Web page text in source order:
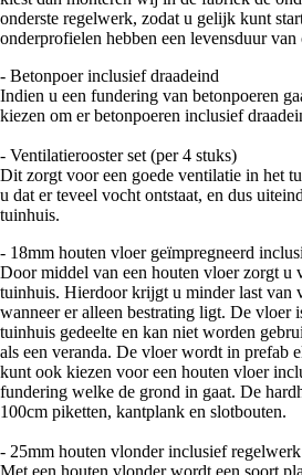
onderste regelwerk, zodat u gelijk kunt
onderprofielen hebben een levensduur van
- Betonpoer inclusief draadeind
Indien u een fundering van betonpoeren
kiezen om er betonpoeren inclusief
- Ventilatierooster set (per 4 stuks)
Dit zorgt voor een goede ventilatie in het
u dat er teveel vocht ontstaat, en dus
tuinhuis.
- 18mm houten vloer geïmpregneerd
Door middel van een houten vloer zorgt u
tuinhuis. Hierdoor krijgt u minder last van
wanneer er alleen bestrating ligt. De vloer
tuinhuis gedeelte en kan niet worden
als een veranda. De vloer wordt in prefab
kunt ook kiezen voor een houten vloer
fundering welke de grond in gaat. De
100cm piketten, kantplank en slotbouten.
- 25mm houten vlonder inclusief regelwerk
Met een houten vlonder wordt een soort